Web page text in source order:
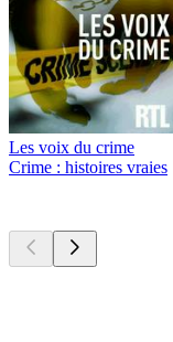
Les voix du crime
Crime : histoires vraies